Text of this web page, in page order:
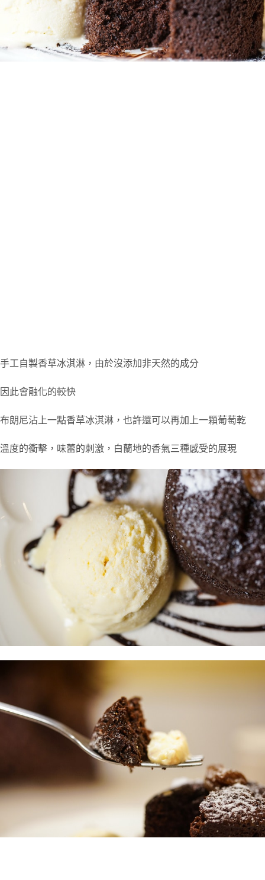
手工自製香草冰淇淋，由於沒添加非天然的成分
因此會融化的較快
布朗尼沾上一點香草冰淇淋，也許還可以再加上一顆葡萄乾
溫度的衝擊，味蕾的刺激，白蘭地的香氣三種感受的展現